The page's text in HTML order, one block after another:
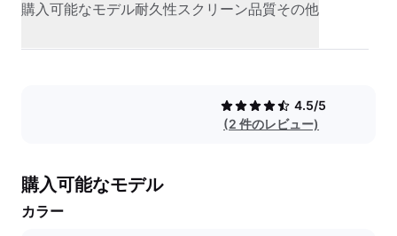
購入可能なモデル耐久性スクリーン品質その他
4.5/5
(2 件のレビュー)
購入可能なモデル
カラー